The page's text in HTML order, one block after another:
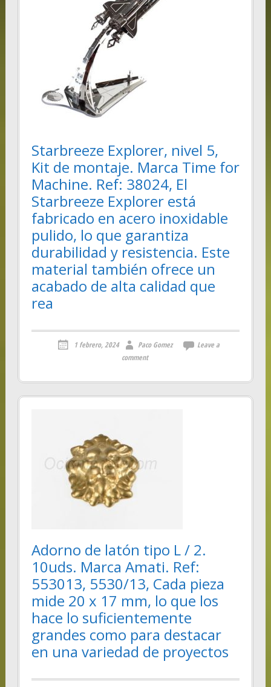
Starbreeze Explorer, nivel 5,
Kit de montaje. Marca Time for
Machine. Ref: 38024, El
Starbreeze Explorer está
fabricado en acero inoxidable
pulido, lo que garantiza
durabilidad y resistencia. Este
material también ofrece un
acabado de alta calidad que
rea
1 febrero, 2024 Paco Gomez
Leave a
comment
Adorno de latón tipo L / 2.
10uds. Marca Amati. Ref:
553013, 5530/13, Cada pieza
mide 20 x 17 mm, lo que los
hace lo suficientemente
grandes como para destacar
en una variedad de proyectos